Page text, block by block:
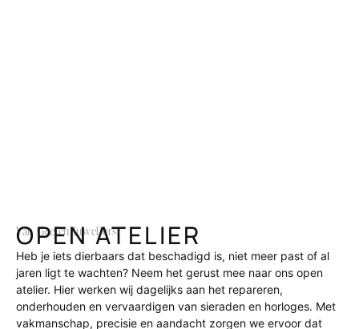
Van Geelen Juweliers
OPEN ATELIER
Heb je iets dierbaars dat beschadigd is, niet meer past of al
jaren ligt te wachten? Neem het gerust mee naar ons open
atelier. Hier werken wij dagelijks aan het repareren,
onderhouden en vervaardigen van sieraden en horloges. Met
vakmanschap, precisie en aandacht zorgen we ervoor dat